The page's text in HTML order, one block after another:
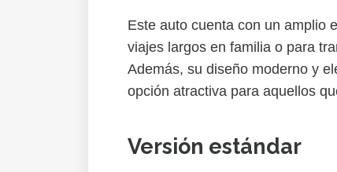
Este auto cuenta con un amplio
viajes largos en familia o para
Además, su diseño moderno y
opción atractiva para aquellos
Versión estándar